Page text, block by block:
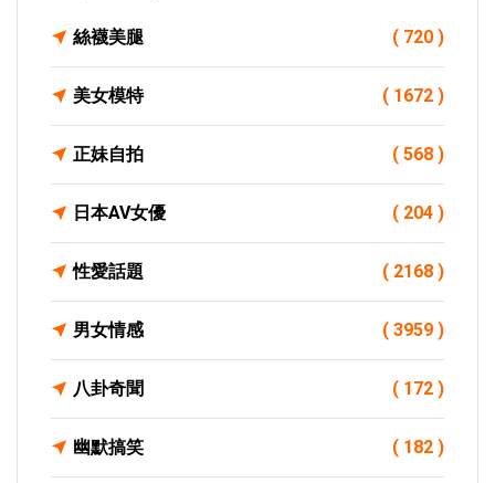
絲襪美腿 ( 720 )
美女模特 ( 1672 )
正妹自拍 ( 568 )
日本AV女優 ( 204 )
性愛話題 ( 2168 )
男女情感 ( 3959 )
八卦奇聞 ( 172 )
幽默搞笑 ( 182 )